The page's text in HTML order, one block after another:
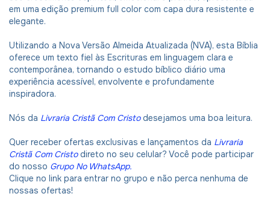
em uma edição premium full color com capa dura resistente e
elegante.
Utilizando a Nova Versão Almeida Atualizada (NVA), esta Bíblia
oferece um texto fiel às Escrituras em linguagem clara e
contemporânea, tornando o estudo bíblico diário uma
experiência acessível, envolvente e profundamente
inspiradora.
Nós da Livraria Cristã Com Cristo desejamos uma boa leitura.
Quer receber ofertas exclusivas e lançamentos da Livraria
Cristã Com Cristodireto no seu celular? Você pode participar
do nosso Grupo No WhatsApp.
Clique no link para entrar no grupo e não perca nenhuma de
nossas ofertas!